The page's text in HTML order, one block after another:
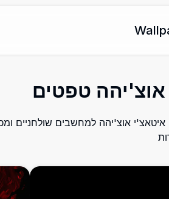
טפטים
אוצ'יהה למחשבים שולחניים